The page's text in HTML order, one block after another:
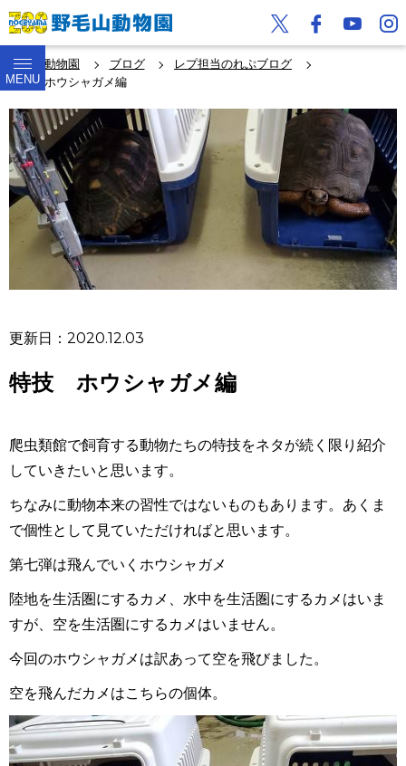
MENU
野毛山動物園 ブログ
レプ担当のれぷブログ
特技 ホウシャガメ編
更新日：2020.12.03
特技 ホウシャガメ編
爬虫類館で飼育する動物たちの特技をネタが続く限り紹介
していきたいと思います。
ちなみに動物本来の習性ではないものもあります。あくま
で個性として見ていただければと思います。
第七弾は飛んでいくホウシャガメ
陸地を生活圏にするカメ、水中を生活圏にするカメはいま
すが、空を生活圏にするカメはいません。
今回のホウシャガメは訳あって空を飛びました。
空を飛んだカメはこちらの個体。